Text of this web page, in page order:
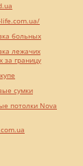
больных
лежачих
за границу
сумки
потолки Nova